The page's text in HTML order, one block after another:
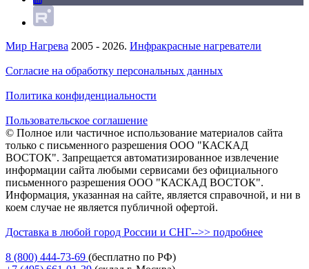
Мир Нагрева 2005 - 2026. Инфракрасные нагреватели
Согласие на обработку персональных данных
Политика конфиденциальности
Пользовательское соглашение
© Полное или частичное использование материалов сайта
только с письменного разрешения ООО "КАСКАД
ВОСТОК". Запрещается автоматизированное извлечение
информации сайта любыми сервисами без официального
письменного разрешения ООО "КАСКАД ВОСТОК".
Информация, указанная на сайте, является справочной, и ни в
коем случае не является публичной офертой.
Доставка в любой город России и СНГ-->> подробнее
8 (800) 444-73-69 (бесплатно по РФ)